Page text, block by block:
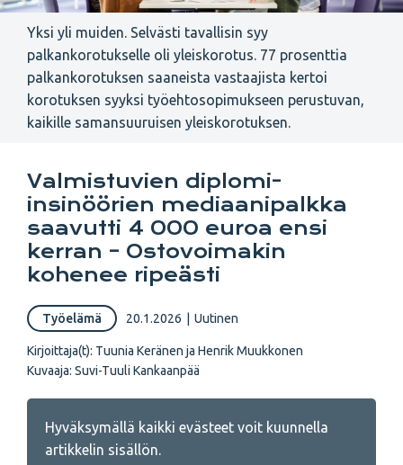
Yksi yli muiden. Selvästi tavallisin syy
palkankorotukselle oli yleiskorotus. 77 prosenttia
palkankorotuksen saaneista vastaajista kertoi
korotuksen syyksi työehtosopimukseen perustuvan,
kaikille samansuuruisen yleiskorotuksen.
Valmistuvien diplomi-
insinöörien mediaanipalkka
saavutti 4 000 euroa ensi
kerran – Ostovoimakin
kohenee ripeästi
Työelämä 20.1.2026 Uutinen
Kirjoittaja(t): Tuunia Keränen ja Henrik Muukkonen
Kuvaaja: Suvi-Tuuli Kankaanpää
Hyväksymällä kaikki evästeet voit kuunnella
artikkelin sisällön.